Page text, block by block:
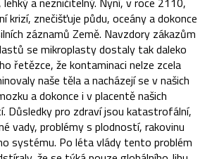
krizí, znečišťuje půdu, oceány a dokonce
záznamů Země. Navzdory zákazům
se mikroplasty dostaly tak daleko
řetězce, že kontaminaci nelze zcela
naše těla a nacházejí se v našich
a dokonce i v placentě našich
Důsledky pro zdraví jsou katastrofální,
vady, problémy s plodností, rakovinu
systému. Po léta vlády tento problém